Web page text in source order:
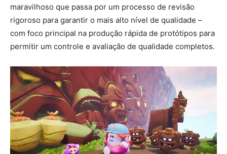
maravilhoso que passa por um processo de revisão
rigoroso para garantir o mais alto nível de qualidade –
com foco principal na produção rápida de protótipos para
permitir um controle e avaliação de qualidade completos.